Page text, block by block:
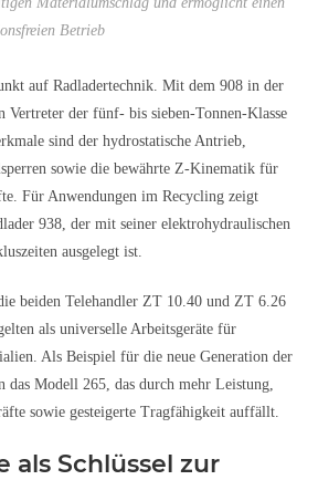
Betrieb
auf Radladertechnik. Mit dem 908 in der
der fünf- bis sieben-Tonnen-Klasse
sind der hydrostatische Antrieb,
sowie die bewährte Z-Kinematik für
Für Anwendungen im Recycling zeigt
938, der mit seiner elektrohydraulischen
ausgelegt ist.
beiden Telehandler ZT 10.40 und ZT 6.26
als universelle Arbeitsgeräte für
Als Beispiel für die neue Generation der
das Modell 265, das durch mehr Leistung,
sowie gesteigerte Tragfähigkeit auffällt.
als Schlüssel zur